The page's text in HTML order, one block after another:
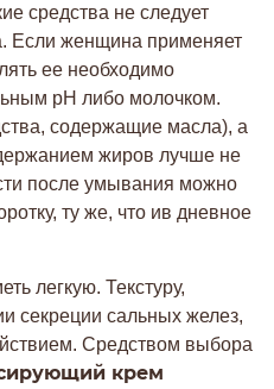
средства не следует
Если женщина применяет
ее необходимо
рН либо молочком.
содержащие масла), а
жиров лучше не
после умывания можно
ту же, что ив дневное
легкую. Текстуру,
секреции сальных желез,
Средством выбора
крем